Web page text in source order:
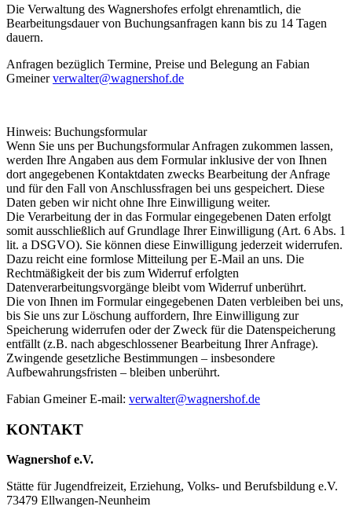
Die Verwaltung des Wagnershofes erfolgt ehrenamtlich, die
Bearbeitungsdauer von Buchungsanfragen kann bis zu 14 Tagen
dauern.
Anfragen bezüglich Termine, Preise und Belegung an Fabian
Gmeinerverwalter@wagnershof.de
Hinweis: Buchungsformular
Wenn Sie uns per Buchungsformular Anfragen zukommen lassen,
werden Ihre Angaben aus dem Formular inklusive der von Ihnen
dort angegebenen Kontaktdaten zwecks Bearbeitung der Anfrage
und für den Fall von Anschlussfragen bei uns gespeichert. Diese
Daten geben wir nicht ohne Ihre Einwilligung weiter.
Die Verarbeitung der in das Formular eingegebenen Daten erfolgt
somit ausschließlich auf Grundlage Ihrer Einwilligung (Art. 6 Abs. 1
lit. a DSGVO). Sie können diese Einwilligung jederzeit widerrufen.
Dazu reicht eine formlose Mitteilung per E-Mail an uns. Die
Rechtmäßigkeit der bis zum Widerruf erfolgten
Datenverarbeitungsvorgänge bleibt vom Widerruf unberührt.
Die von Ihnen im Formular eingegebenen Daten verbleiben bei uns,
bis Sie uns zur Löschung auffordern, Ihre Einwilligung zur
Speicherung widerrufen oder der Zweck für die Datenspeicherung
entfällt (z.B. nach abgeschlossener Bearbeitung Ihrer Anfrage).
Zwingende gesetzliche Bestimmungen – insbesondere
Aufbewahrungsfristen – bleiben unberührt.
Fabian Gmeiner E-mail: verwalter@wagnershof.de
KONTAKT
Wagnershof e.V.
Stätte für Jugendfreizeit, Erziehung, Volks- und Berufsbildung e.V.
73479 Ellwangen-Neunheim